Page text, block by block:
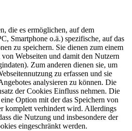
die es ermöglichen, auf dem
Smartphone o.ä.) spezifische, auf das
zu speichern. Sie dienen zum einem
Webseiten und damit den Nutzern
Zum anderen dienen sie, um
zu erfassen und sie
analysieren zu können. Die
der Cookies Einfluss nehmen. Die
Option mit der das Speichern von
komplett verhindert wird. Allerdings
die Nutzung und insbesondere der
eingeschränkt werden.